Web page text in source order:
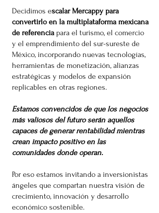
Decidimos escalar Mercappy para
convertirlo en la multiplataforma mexicana
de referencia para el turismo, el comercio
y el emprendimiento del sur-sureste de
México, incorporando nuevas tecnologías,
herramientas de monetización, alianzas
estratégicas y modelos de expansión
replicables en otras regiones.
Estamos convencidos de que los negocios
más valiosos del futuro serán aquellos
capaces de generar rentabilidad mientras
crean impacto positivo en las
comunidades donde operan.
Por eso estamos invitando a inversionistas
ángeles que compartan nuestra visión de
crecimiento, innovación y desarrollo
económico sostenible.